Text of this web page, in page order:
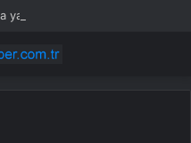
Çok sayıda yaralı var!